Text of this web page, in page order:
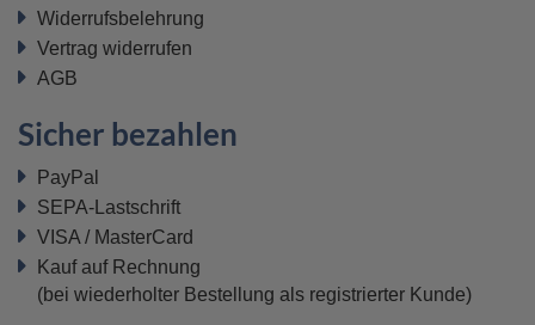
Widerrufsbelehrung
Vertrag widerrufen
AGB
Sicher bezahlen
PayPal
SEPA-Lastschrift
VISA / MasterCard
Kauf auf Rechnung
(bei wiederholter Bestellung als registrierter Kunde)